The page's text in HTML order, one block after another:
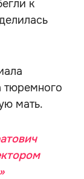
к
тюремного
мать.